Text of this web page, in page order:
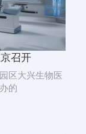
召开
区大兴生物医
的